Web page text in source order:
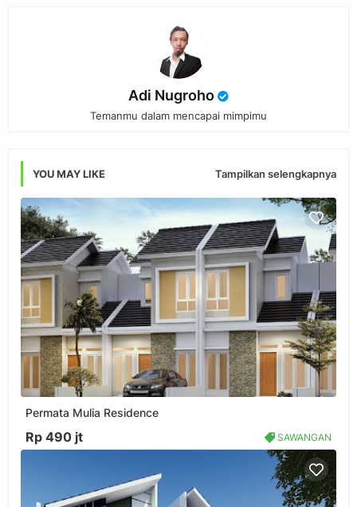
Adi Nugroho
Temanmu dalam mencapai mimpimu
YOU MAY LIKE Tampilkan selengkapnya
Permata Mulia Residence
Rp 490 jt SAWANGAN